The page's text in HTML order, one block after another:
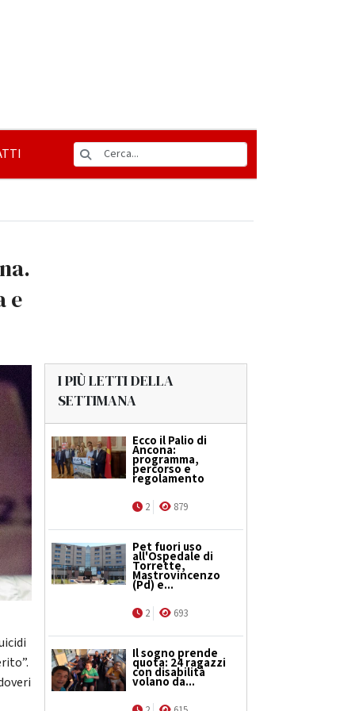
e
I PIÙ LETTI DELLA
SETTIMANA
Ecco il Palio di
Ancona:
programma,
percorso e
regolamento
2 879
Pet fuori uso
all'Ospedale di
Torrette,
Mastrovincenzo
(Pd) e...
2 693
Il sogno prende
quota: 24 ragazzi
con disabilità
volano da...